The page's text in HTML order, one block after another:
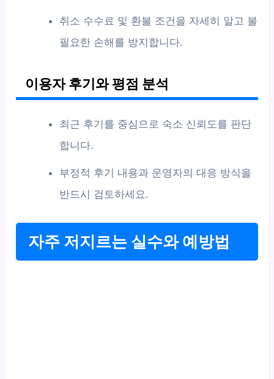
취소 수수료 및 환불 조건을 자세히 알고 불
필요한 손해를 방지합니다.
이용자 후기와 평점 분석
최근 후기를 중심으로 숙소 신뢰도를 판단
합니다.
부정적 후기 내용과 운영자의 대응 방식을
반드시 검토하세요.
자주 저지르는 실수와 예방법